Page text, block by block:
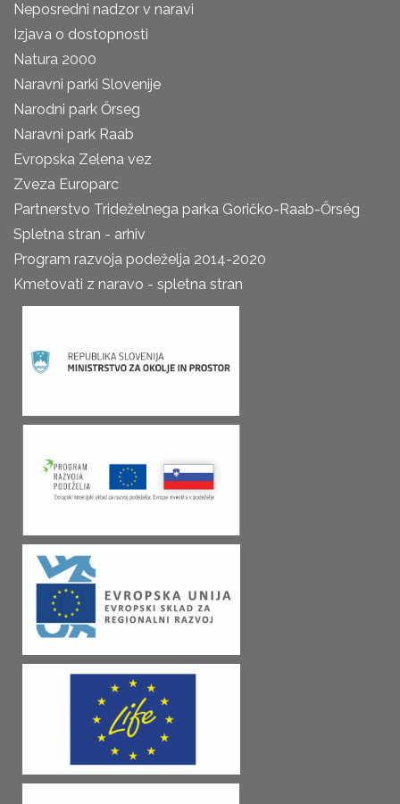
Neposredni nadzor v naravi
Izjava o dostopnosti
Natura 2000
Naravni parki Slovenije
Narodni park Őrseg
Naravni park Raab
Evropska Zelena vez
Zveza Europarc
Partnerstvo Trideželnega parka Goričko-Raab-Őrség
Spletna stran - arhiv
Program razvoja podeželja 2014-2020
Kmetovati z naravo - spletna stran